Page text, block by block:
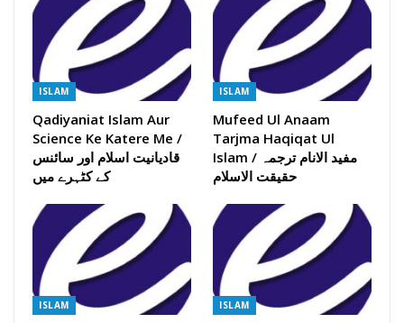
ISLAM
Qadiyaniat Islam Aur
Science Ke Katere Me /
قادیانیت اسلام اور سائنس
کے کٹہرے میں
ISLAM
Mufeed Ul Anaam
Tarjma Haqiqat Ul
Islam / مفید الانام ترجمہ
حقیقت الاسلام
ISLAM ISLAM